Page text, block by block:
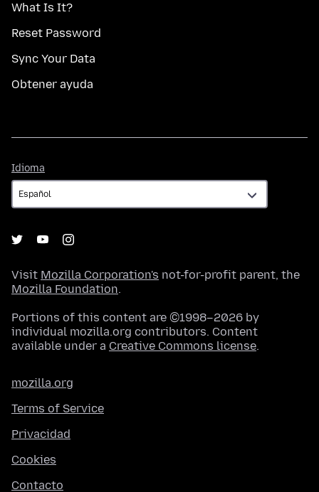
What Is It?
Reset Password
Sync Your Data
Obtener ayuda
Idioma
Visit Mozilla Corporation's not-for-profit parent, the
Mozilla Foundation.
Portions of this content are ©1998–2026 by
individual mozilla.org contributors. Content
available under a Creative Commons license.
mozilla.org
Terms of Service
Privacidad
Cookies
Contacto